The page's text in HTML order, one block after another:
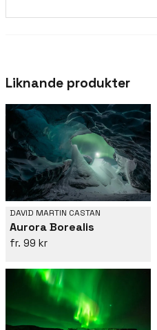
Liknande produkter
DAVID MARTIN CASTAN
Aurora Borealis
99 kr